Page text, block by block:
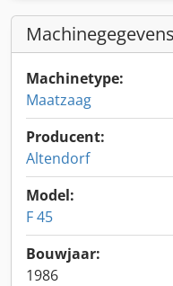
Machinegegevens
Machinetype:
Maatzaag
Producent:
Altendorf
Model:
F 45
Bouwjaar:
1986